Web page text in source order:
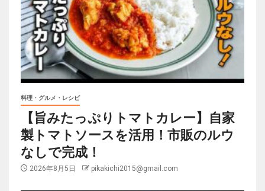
料理・グルメ・レシピ
【旨みたっぷりトマトカレー】自家
製トマトソースを活用！市販のルウ
なしで完成！
2026年8月5日 pikakichi2015@gmail.com